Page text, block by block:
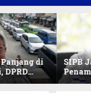
di
DPRD
SIPB